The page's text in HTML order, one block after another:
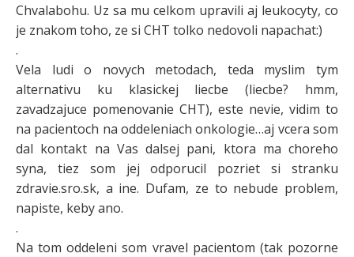
Chvalabohu. Uz sa mu celkom upravili aj leukocyty, co
je znakom toho, ze si CHT tolko nedovoli napachat:)
.
Vela ludi o novych metodach, teda myslim tym
alternativu ku klasickej liecbe (liecbe? hmm,
zavadzajuce pomenovanie CHT), este nevie, vidim to
na pacientoch na oddeleniach onkologie…aj vcera som
dal kontakt na Vas dalsej pani, ktora ma choreho
syna, tiez som jej odporucil pozriet si stranku
zdravie.sro.sk, a ine. Dufam, ze to nebude problem,
napiste, keby ano.
.
Na tom oddeleni som vravel pacientom (tak pozorne